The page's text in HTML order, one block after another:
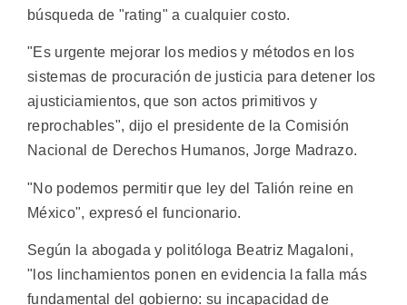
búsqueda de "rating" a cualquier costo.
"Es urgente mejorar los medios y métodos en los
sistemas de procuración de justicia para detener los
ajusticiamientos, que son actos primitivos y
reprochables", dijo el presidente de la Comisión
Nacional de Derechos Humanos, Jorge Madrazo.
"No podemos permitir que ley del Talión reine en
México", expresó el funcionario.
Según la abogada y politóloga Beatriz Magaloni,
"los linchamientos ponen en evidencia la falla más
fundamental del gobierno: su incapacidad de